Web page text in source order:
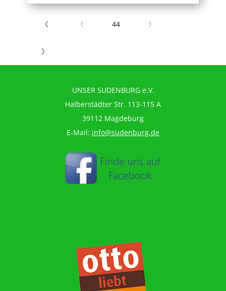
《 〈 44 〉
》
UNSER SUDENBURG e.V.
Halberstädter Str. 113-115 A
39112 Magdeburg
E-Mail: info@sudenburg.de